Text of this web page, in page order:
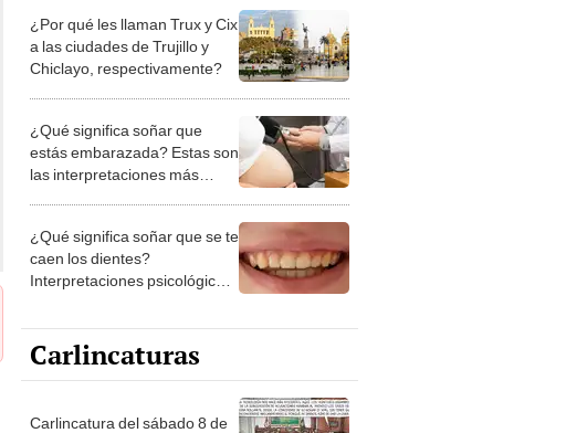
¿Por qué les llaman Trux y Cix
a las ciudades de Trujillo y
Chiclayo, respectivamente?
¿Qué significa soñar que
estás embarazada? Estas son
las interpretaciones más
¿Qué significa soñar que se te
caen los dientes?
Interpretaciones psicológicas
Carlincaturas
Carlincatura del sábado 8 de